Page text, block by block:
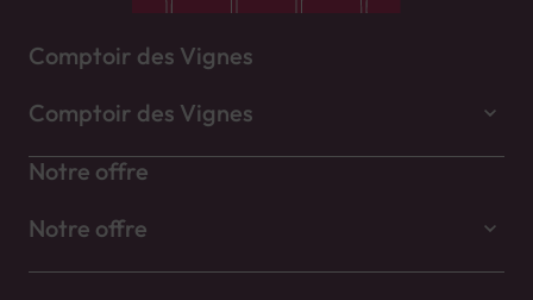
Comptoir des Vignes
Comptoir des Vignes
Notre offre
Notre offre